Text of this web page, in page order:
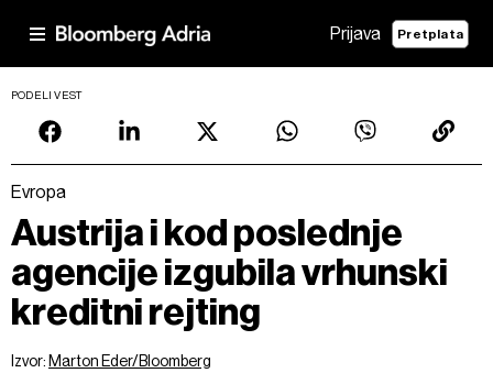
Prijava Pretplata
PODELI VEST
Evropa
Austrija i kod poslednje
agencije izgubila vrhunski
kreditni rejting
Izvor: Marton Eder/Bloomberg